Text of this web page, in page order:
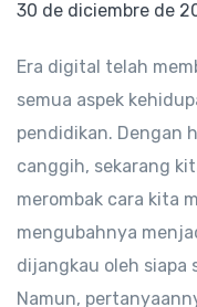
30 de diciembre de
30 de diciembre de
Era digital telah
semua aspek
pendidikan. Dengan
canggih, sekarang
merombak cara kita
mengubahnya
dijangkau oleh siapa
Namun,